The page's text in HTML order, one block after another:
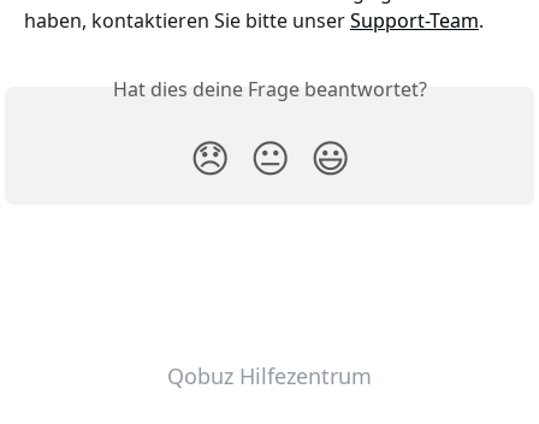
haben, kontaktieren Sie bitte unser Support-Team.
Hat dies deine Frage beantwortet?
😞 😐 😃
Qobuz Hilfezentrum